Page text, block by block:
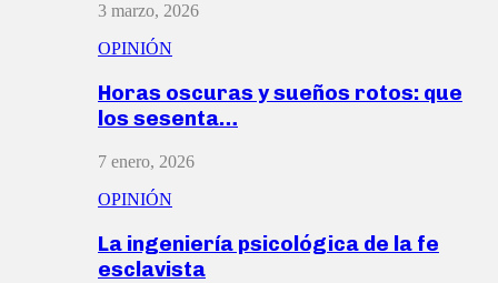
3 marzo, 2026
OPINIÓN
Horas oscuras y sueños rotos: que
los sesenta…
7 enero, 2026
OPINIÓN
La ingeniería psicológica de la fe
esclavista